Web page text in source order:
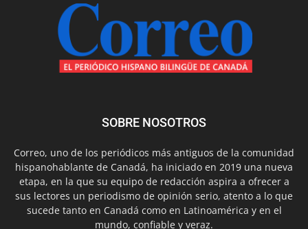
SOBRE NOSOTROS
Correo, uno de los periódicos más antiguos de la comunidad
hispanohablante de Canadá, ha iniciado en 2019 una nueva
etapa, en la que su equipo de redacción aspira a ofrecer a
sus lectores un periodismo de opinión serio, atento a lo que
sucede tanto en Canadá como en Latinoamérica y en el
mundo, confiable y veraz.